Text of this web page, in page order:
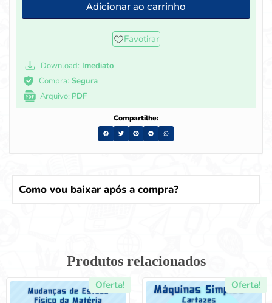
Adicionar ao carrinho
Favotirar
Download: Imediato
Compra: Segura
Arquivo: PDF
Compartilhe:
Como vou baixar após a compra?
Produtos relacionados
Oferta! Oferta!